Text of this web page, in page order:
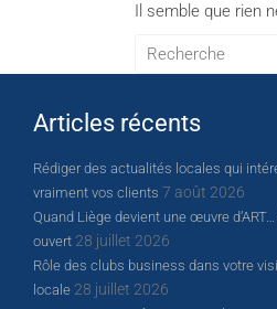
Il semble que rien
Articles récents
Rédiger des actualités locales qui
vraiment vos clients 7 août 2026
Quand Liège devient une œuvre
ouvert 28 juillet 2026
Rôle des clubs business dans votre
locale 28 juillet 2026